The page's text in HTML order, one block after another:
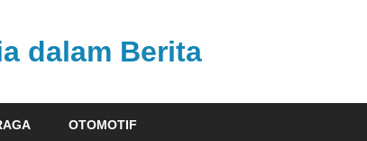
dalam Berita
OTOMOTIF